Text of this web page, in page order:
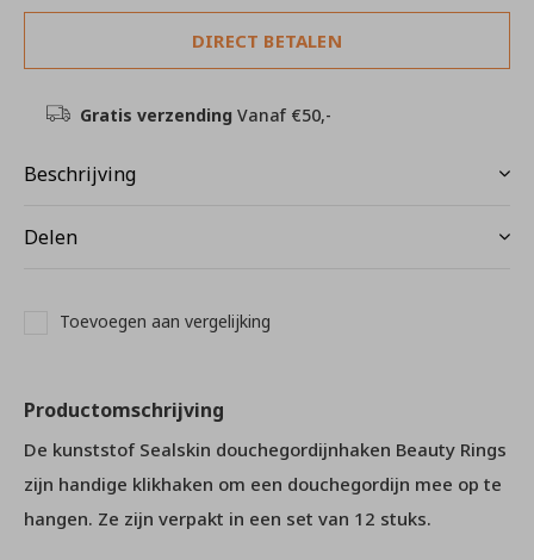
DIRECT BETALEN
Gratis verzending Vanaf €50,-
Beschrijving
Delen
Toevoegen aan vergelijking
Productomschrijving
De kunststof Sealskin douchegordijnhaken Beauty Rings
zijn handige klikhaken om een douchegordijn mee op te
hangen. Ze zijn verpakt in een set van 12 stuks.